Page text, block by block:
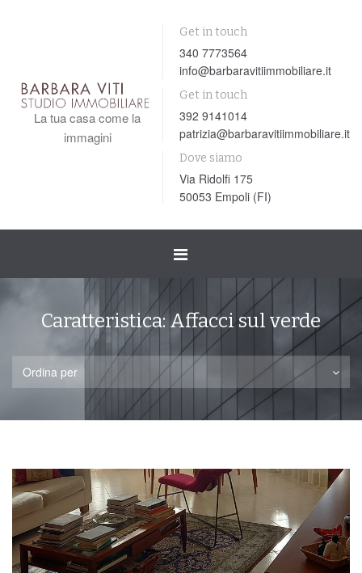
La tua casa come la
immagini
Get in touch
340 7773564
info@barbaravitiimmobiliare.it
Get in touch
392 9141014
patrizia@barbaravitiimmobiliare.it
Dove siamo
Via Ridolfi 175
50053 Empoli (FI)
Toggle
navigation
Caratteristica: Affacci sul verde
Ordina per